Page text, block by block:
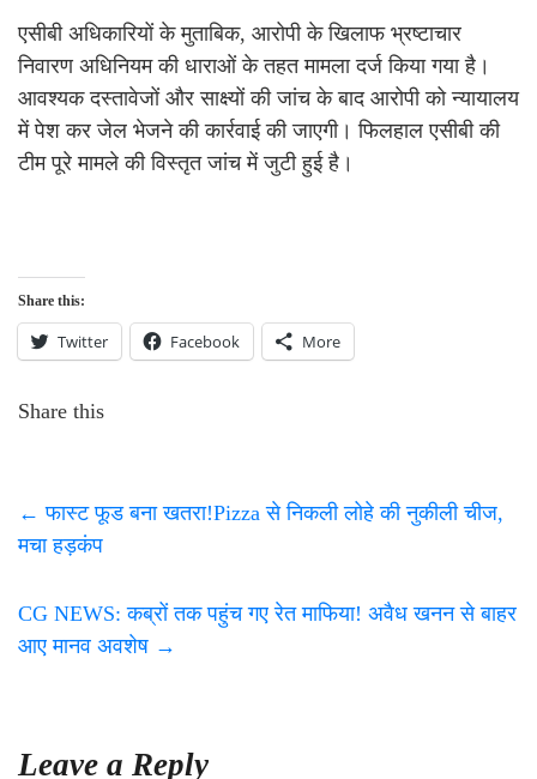
एसीबी अधिकारियों के मुताबिक, आरोपी के खिलाफ भ्रष्टाचार
निवारण अधिनियम की धाराओं के तहत मामला दर्ज किया गया है।
आवश्यक दस्तावेजों और साक्ष्यों की जांच के बाद आरोपी को न्यायालय
में पेश कर जेल भेजने की कार्रवाई की जाएगी। फिलहाल एसीबी की
टीम पूरे मामले की विस्तृत जांच में जुटी हुई है।
Share this:
Twitter Facebook More
Share this
← फास्ट फूड बना खतरा!Pizza से निकली लोहे की नुकीली चीज,
मचा हड़कंप
CG NEWS: कब्रों तक पहुंच गए रेत माफिया! अवैध खनन से बाहर
आए मानव अवशेष →
Leave a Reply